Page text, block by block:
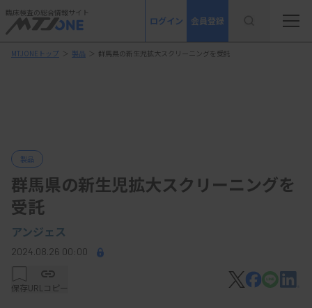
臨床検査の総合情報サイト
ログイン 会員登録
MTJONEトップ ＞ 製品 ＞ 群馬県の新生児拡大スクリーニングを受託
製品
群馬県の新生児拡大スクリーニングを
受託
アンジェス
2024.08.26 00:00
保存URLコピー